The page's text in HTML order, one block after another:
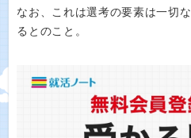
なお、これは選考の要素は一切
るとのこと。